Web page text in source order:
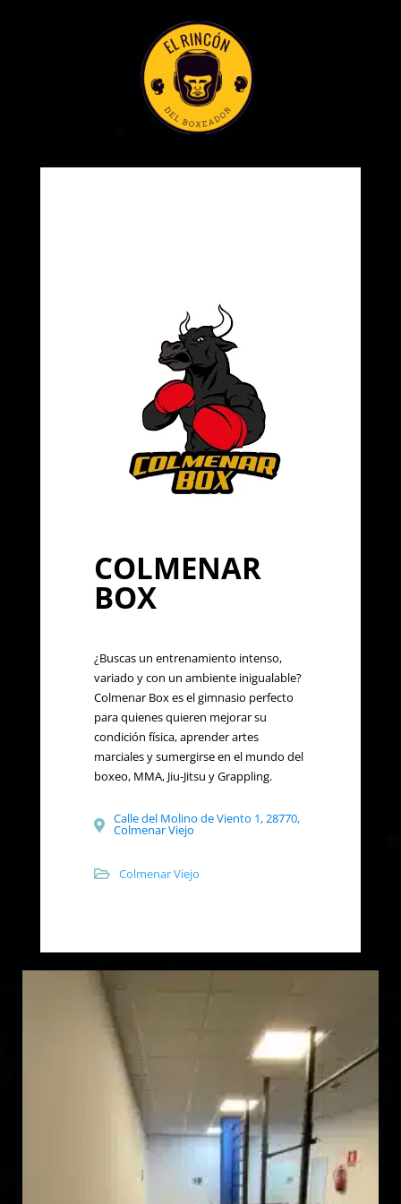
COLMENAR
BOX
¿Buscas un entrenamiento intenso,
variado y con un ambiente inigualable?
Colmenar Box es el gimnasio perfecto
para quienes quieren mejorar su
condición física, aprender artes
marciales y sumergirse en el mundo del
boxeo, MMA, Jiu-Jitsu y Grappling.
Calle del Molino de Viento 1, 28770,
Colmenar Viejo
Colmenar Viejo